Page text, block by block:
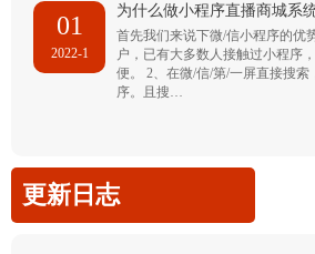
01
2022-1
为什么做小程序直播商城系
首先我们来说下微/信小程序的优
户，已有大多数人接触过小程序
便。 2、在微/信/第/一屏直接搜
序。且搜…
更新日志